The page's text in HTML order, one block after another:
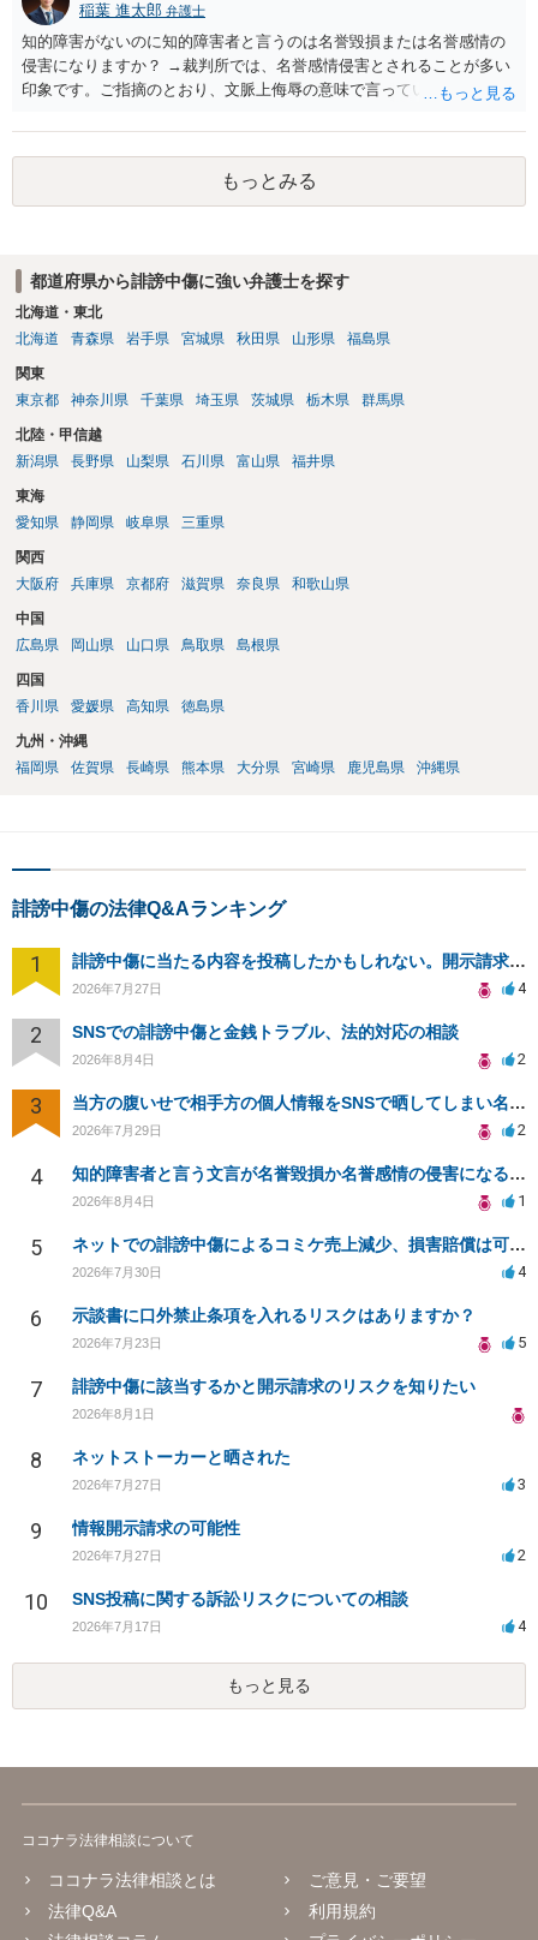
稲葉 進太郎 弁護士
知的障害がないのに知的障害者と言うのは名誉毀損または名誉感情の
侵害になりますか？ →裁判所では、名誉感情侵害とされることが多い
印象です。ご指摘のとおり、文脈上侮辱の意味で言っている点も加味
もっとみる
都道府県から誹謗中傷に強い弁護士を探す
北海道・東北
北海道
青森県 岩手県 宮城県 秋田県 山形県 福島県
関東
東京都
神奈川県 千葉県 埼玉県 茨城県 栃木県 群馬県
北陸・甲信越
新潟県
長野県 山梨県 石川県 富山県 福井県
東海
愛知県
静岡県 岐阜県 三重県
関西
大阪府
兵庫県 京都府 滋賀県 奈良県 和歌山県
中国
広島県
岡山県 山口県 鳥取県 島根県
四国
香川県
愛媛県 高知県 徳島県
九州・沖縄
福岡県
佐賀県 長崎県 熊本県 大分県 宮崎県 鹿児島県 沖縄県
誹謗中傷の法律Q&Aランキング
1 誹謗中傷に当たる内容を投稿したかもしれない。開示請求や民事刑事裁判に発展しうるのか教えて欲しい。
2026年7月27日 4
2 SNSでの誹謗中傷と金銭トラブル、法的対応の相談
2026年8月4日 2
3 当方の腹いせで相手方の個人情報をSNSで晒してしまい名誉毀損させてしまったかもしれない
2026年7月29日 2
4 知的障害者と言う文言が名誉毀損か名誉感情の侵害になるか教えてほしい。
2026年8月4日 1
5 ネットでの誹謗中傷によるコミケ売上減少、損害賠償は可能か？
2026年7月30日 4
6 示談書に口外禁止条項を入れるリスクはありますか？
2026年7月23日 5
7 誹謗中傷に該当するかと開示請求のリスクを知りたい
2026年8月1日
8 ネットストーカーと晒された
2026年7月27日 3
9 情報開示請求の可能性
2026年7月27日 2
10 SNS投稿に関する訴訟リスクについての相談
2026年7月17日 4
もっと見る
ココナラ法律相談について
ココナラ法律相談とは
法律Q&A
ご意見・ご要望
利用規約